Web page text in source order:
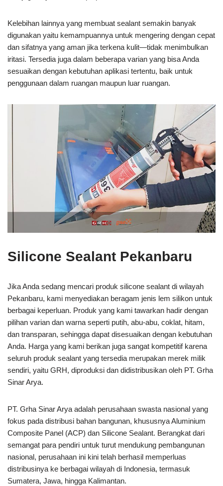
Kelebihan lainnya yang membuat sealant semakin banyak
digunakan yaitu kemampuannya untuk mengering dengan cepat
dan sifatnya yang aman jika terkena kulit—tidak menimbulkan
iritasi. Tersedia juga dalam beberapa varian yang bisa Anda
sesuaikan dengan kebutuhan aplikasi tertentu, baik untuk
penggunaan dalam ruangan maupun luar ruangan.
Silicone Sealant Pekanbaru
Jika Anda sedang mencari produk silicone sealant di wilayah
Pekanbaru, kami menyediakan beragam jenis lem silikon untuk
berbagai keperluan. Produk yang kami tawarkan hadir dengan
pilihan varian dan warna seperti putih, abu-abu, coklat, hitam,
dan transparan, sehingga dapat disesuaikan dengan kebutuhan
Anda. Harga yang kami berikan juga sangat kompetitif karena
seluruh produk sealant yang tersedia merupakan merek milik
sendiri, yaitu GRH, diproduksi dan didistribusikan oleh PT. Grha
Sinar Arya.
PT. Grha Sinar Arya adalah perusahaan swasta nasional yang
fokus pada distribusi bahan bangunan, khususnya Aluminium
Composite Panel (ACP) dan Silicone Sealant. Berangkat dari
semangat para pendiri untuk turut mendukung pembangunan
nasional, perusahaan ini kini telah berhasil memperluas
distribusinya ke berbagai wilayah di Indonesia, termasuk
Sumatera, Jawa, hingga Kalimantan.